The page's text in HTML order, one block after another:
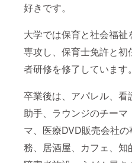
好きです。
大学では保育と社会福祉
専攻し、保育士免許と初
者研修を修了しています。
卒業後は、アパレル、看
助手、ラウンジのチーマ
マ、医療DVD販売会社の
務、居酒屋、カフェ、知